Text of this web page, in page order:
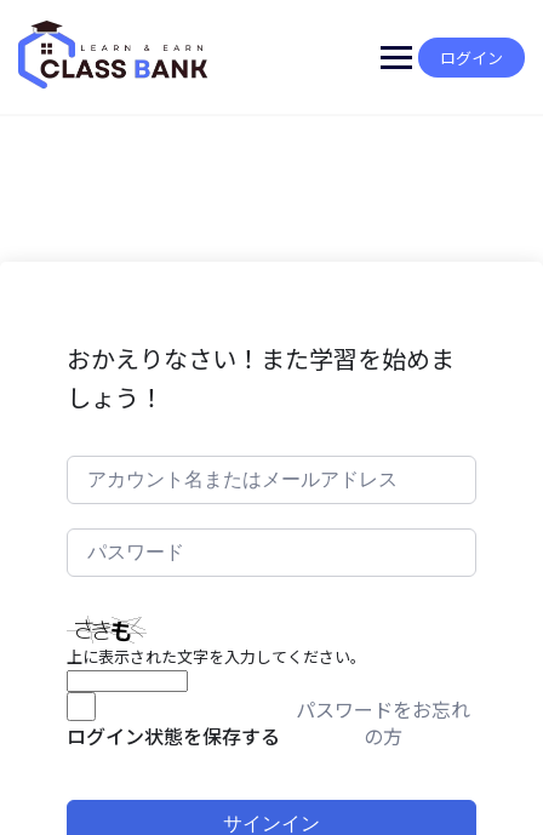
content
ログイン
おかえりなさい！また学習を始めま
しょう！
上に表示された文字を入力してください。
ログイン状態を保存する
パスワードをお忘れ
の方
サインイン